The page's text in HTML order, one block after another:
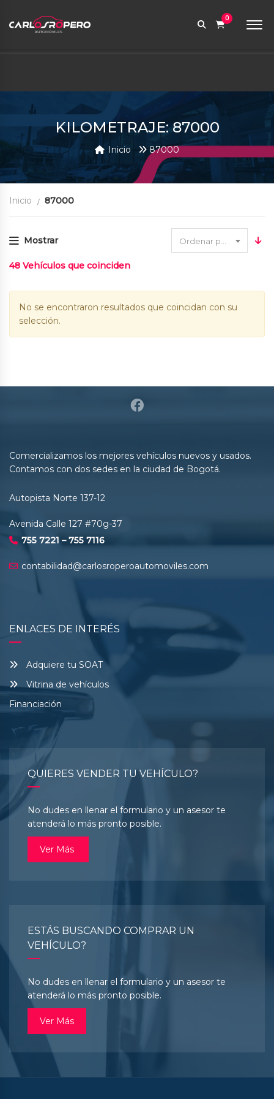
contabilidad@carlosroperoautomoviles.com
0
KILOMETRAJE: 87000
Inicio 87000
Inicio 87000
Mostrar
48 Vehículos que coinciden
No se encontraron resultados que coincidan con su
selección.
Comercializamos los mejores vehículos nuevos y usados.
Contamos con dos sedes en la ciudad de Bogotá.
Autopista Norte 137-12
Avenida Calle 127 #70g-37
755 7221 – 755 7116
contabilidad@carlosroperoautomoviles.com
ENLACES DE INTERÉS
Adquiere tu SOAT
Vitrina de vehículos
Financiación
QUIERES VENDER TU VEHÍCULO?
No dudes en llenar el formulario y un asesor te
atenderá lo más pronto posible.
Ver Más
ESTÁS BUSCANDO COMPRAR UN
VEHÍCULO?
No dudes en llenar el formulario y un asesor te
atenderá lo más pronto posible.
Ver Más